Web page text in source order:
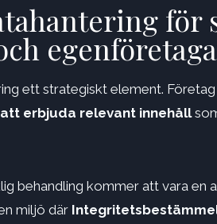
för
ett strategiskt element.
erbjuda relevant innehåll
behandling kommer att vara en
miljö där